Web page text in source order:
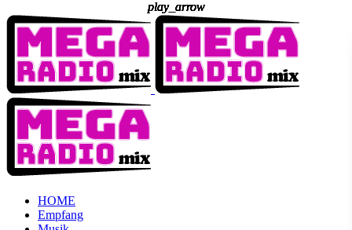
HOME
Empfang
play_arrow
play_arrow
play_arrow
play_arrow
play_arrow
play_arrow
play_arrow
play_arrow
play_arrow